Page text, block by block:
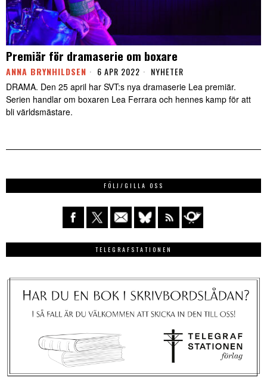
Premiär för dramaserie om boxare
ANNA BRYNHILDSEN 6 APR 2022 NYHETER
DRAMA. Den 25 april har SVT:s nya dramaserie Lea premiär.
Serien handlar om boxaren Lea Ferrara och hennes kamp för att
bli världsmästare.
FÖLJ/GILLA OSS
TELEGRAFSTATIONEN